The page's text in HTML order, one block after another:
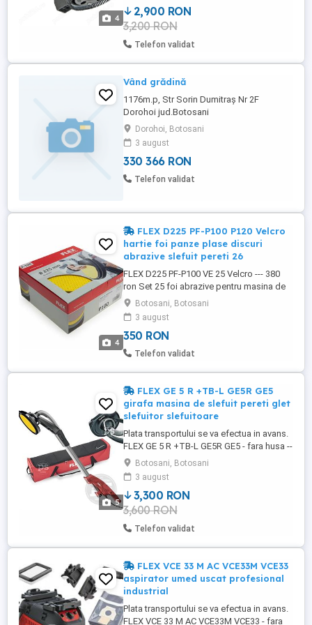
4
stoparea pornirii accidentale in cazul
caderilor de tensiune - Aparatoare
segmentata pliabila pentru acces pana ...
2,900 RON
3,200 RON
Telefon validat
Vând grădină
1176m.p, Str Sorin Dumitraș Nr 2F
Dorohoi jud.Botosani
Dorohoi, Botosani
3 august
330 366 RON
Telefon validat
4
FLEX D225 PF-P100 P120 Velcro
hartie foi panze plase discuri
abrazive slefuit pereti 26
FLEX D225 PF-P100 VE 25 Velcro --- 380
ron Set 25 foi abrazive pentru masina de
slefuit pereti, 225 mm, granulatie P1 FLEX
D225 0CGT-P120 XGT-P120 OCGT-P120 VE
25 Velcro --- 350 ron Set 25 plase, site
abrazive pentru masina slefuit pereti, 225
mm, granulatie P120 446.203 446203
Botosani, Botosani
3 august
350 RON
Telefon validat
5
FLEX GE 5 R +TB-L GE5R GE5
girafa masina de slefuit pereti glet
slefuitor slefuitoare
Plata transportului se va efectua in avans.
FLEX GE 5 R +TB-L GE5R GE5 - fara husa --
- 3300 Ron FLEX GE 5 R +TB-L GE5R GE5 -
husa inclusa --- 3700 Ron Girafa masina
de slefuit pereti Sistem electronic de
control al turatiei: cu selectia vitezei si
mentinerea constanta a vitezei; Extragerea
eficienta ...
Botosani, Botosani
3 august
3,300 RON
3,600 RON
Telefon validat
FLEX VCE 33 M AC VCE33M VCE33
aspirator umed uscat profesional
industrial
Plata transportului se va efectua in avans.
FLEX VCE 33 M AC VCE33M VCE33 - fara